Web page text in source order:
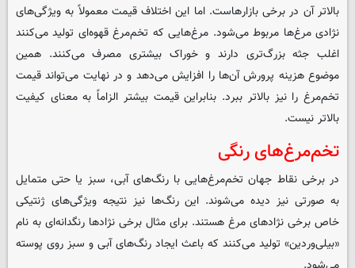
بالاتر آن در برخی بازارهاست. اما این اختلاف قیمت معمولاً به ویژگی‌های
نژادی مرغ‌ها مربوط می‌شود. مرغ‌هایی که تخم‌مرغ قهوه‌ای تولید می‌کنند
اغلب جثه بزرگ‌تری دارند و خوراک بیشتری مصرف می‌کنند. همین
موضوع هزینه پرورش آن‌ها را افزایش می‌دهد و در نهایت می‌تواند قیمت
تخم‌مرغ را نیز بالاتر ببرد. بنابراین قیمت بیشتر الزاماً به معنای کیفیت
بالاتر نیست.
تخم‌مرغ‌های رنگی
در برخی نقاط جهان تخم‌مرغ‌هایی با رنگ‌های آبی، سبز یا حتی متمایل
به صورتی نیز دیده می‌شوند. این رنگ‌ها نیز نتیجه ویژگی‌های ژنتیکی
خاص برخی نژادهای مرغ هستند. برای مثال برخی نژادها رنگدانه‌ای به نام
«بیلی‌وردین» تولید می‌کنند که باعث ایجاد رنگ‌های آبی و سبز روی پوسته